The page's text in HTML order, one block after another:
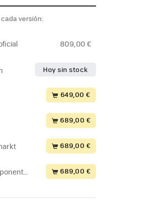
versión:
809,00 €
Hoy sin stock
649,00 €
689,00 €
689,00 €
689,00 €